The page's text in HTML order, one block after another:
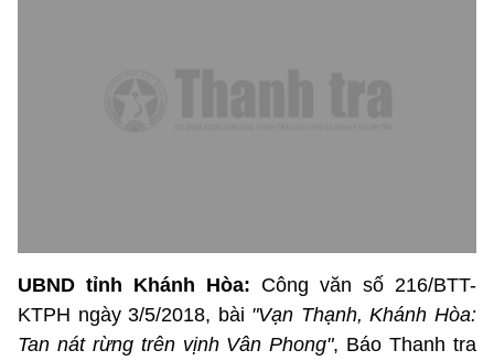
UBND tỉnh Khánh Hòa: Công văn số 216/BTT-
KTPH ngày 3/5/2018, bài "Vạn Thạnh, Khánh Hòa:
Tan nát rừng trên vịnh Vân Phong", Báo Thanh tra